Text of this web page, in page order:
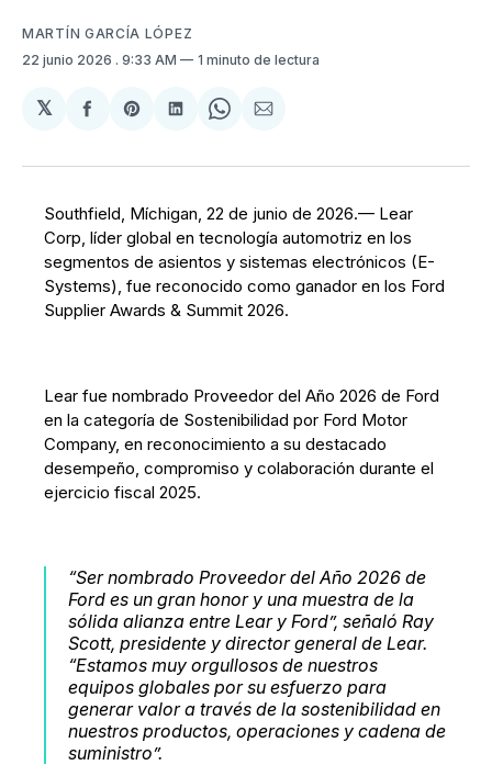
MARTÍN GARCÍA LÓPEZ
22 junio 2026 . 9:33 AM 1 minuto de lectura
𝕏
Compartir
Facebook
Share
Pinterest
Compartir
LinkedIn
Share
WhatsApp
Compartir
Email
Southfield, Míchigan, 22 de junio de 2026.— Lear
Corp, líder global en tecnología automotriz en los
segmentos de asientos y sistemas electrónicos (E-
Systems), fue reconocido como ganador en los Ford
Supplier Awards & Summit 2026.
Lear fue nombrado Proveedor del Año 2026 de Ford
en la categoría de Sostenibilidad por Ford Motor
Company, en reconocimiento a su destacado
desempeño, compromiso y colaboración durante el
ejercicio fiscal 2025.
“Ser nombrado Proveedor del Año 2026 de
Ford es un gran honor y una muestra de la
sólida alianza entre Lear y Ford”, señaló Ray
Scott, presidente y director general de Lear.
“Estamos muy orgullosos de nuestros
equipos globales por su esfuerzo para
generar valor a través de la sostenibilidad en
nuestros productos, operaciones y cadena de
suministro”.